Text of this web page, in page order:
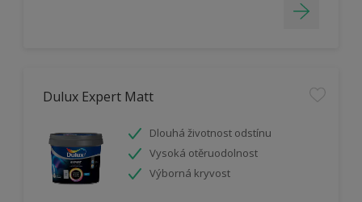
Dulux Expert Matt
Dlouhá životnost odstínu
Vysoká otěruodolnost
Výborná kryvost